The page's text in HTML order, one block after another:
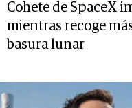
Cohete de SpaceX
mientras recoge
basura lunar